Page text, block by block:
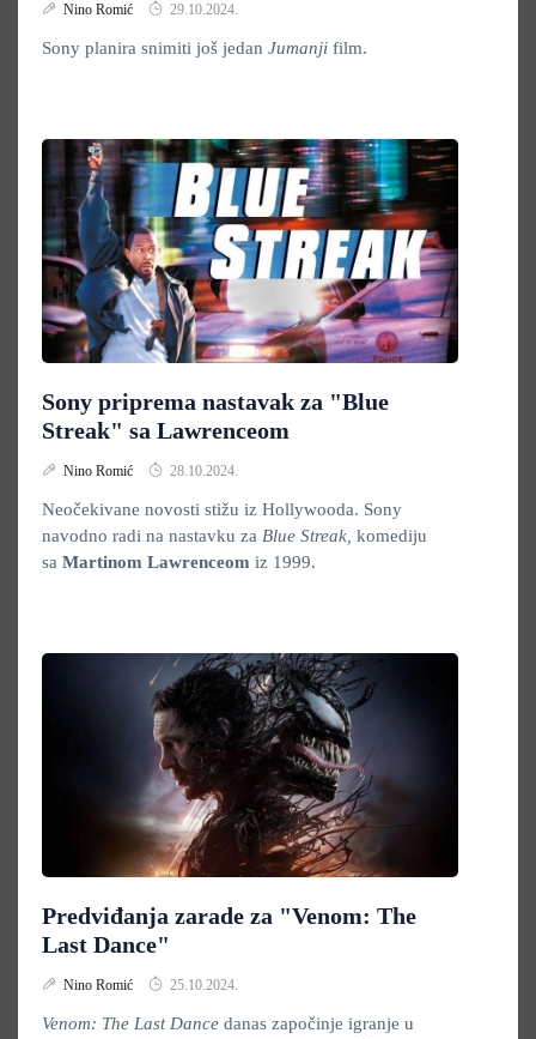
Nino Romić 29.10.2024.
Sony planira snimiti još jedan Jumanji film.
Sony priprema nastavak za "Blue
Streak" sa Lawrenceom
Nino Romić 28.10.2024.
Neočekivane novosti stižu iz Hollywooda. Sony
navodno radi na nastavku za Blue Streak, komediju
sa Martinom Lawrenceom iz 1999.
Predviđanja zarade za "Venom: The
Last Dance"
Nino Romić 25.10.2024.
Venom: The Last Dance danas započinje igranje u